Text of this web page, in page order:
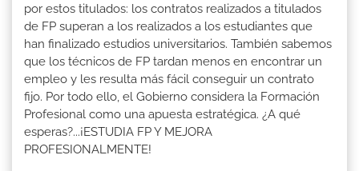
por estos titulados: los contratos realizados a titulados
de FP superan a los realizados a los estudiantes que
han finalizado estudios universitarios. También sabemos
que los técnicos de FP tardan menos en encontrar un
empleo y les resulta más fácil conseguir un contrato
fijo. Por todo ello, el Gobierno considera la Formación
Profesional como una apuesta estratégica. ¿A qué
esperas?...¡ESTUDIA FP Y MEJORA
PROFESIONALMENTE!